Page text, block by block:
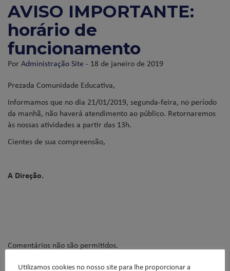
AVISO IMPORTANTE:
horário de
funcionamento
PorAdministração Site - 18 de janeiro de 2019
Prezada Comunidade Educativa,
Informamos que no dia 21/01/2019, segunda-feira, no período
da manhã, não haverá atendimento ao público. Retornaremos
às nossas atividades a partir das 13h.
Cientes de sua compreensão,
A Direção.
Comentários não são permitidos.
Utilizamos cookies no nosso site para lhe proporcionar a